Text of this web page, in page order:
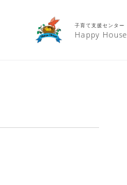
子育て支援センター
Happy House